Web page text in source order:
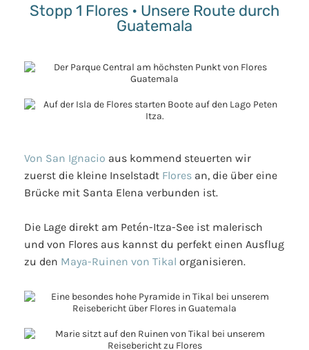
Stopp 1 Flores • Unsere Route durch
Guatemala
Von San Ignacio aus kommend steuerten wir
zuerst die kleine Inselstadt Flores an, die über eine
Brücke mit Santa Elena verbunden ist.
Die Lage direkt am Petén-Itza-See ist malerisch
und von Flores aus kannst du perfekt einen Ausflug
zu den Maya-Ruinen von Tikal organisieren.